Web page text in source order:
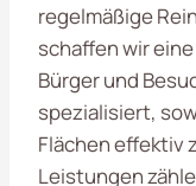
regelmäßige
schaffen wir
Bürger und
spezialisiert,
Flächen effektiv
Leistungen